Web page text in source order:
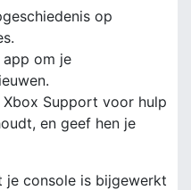
op
om je
Support voor hulp
en geef hen je
console is bijgewerkt